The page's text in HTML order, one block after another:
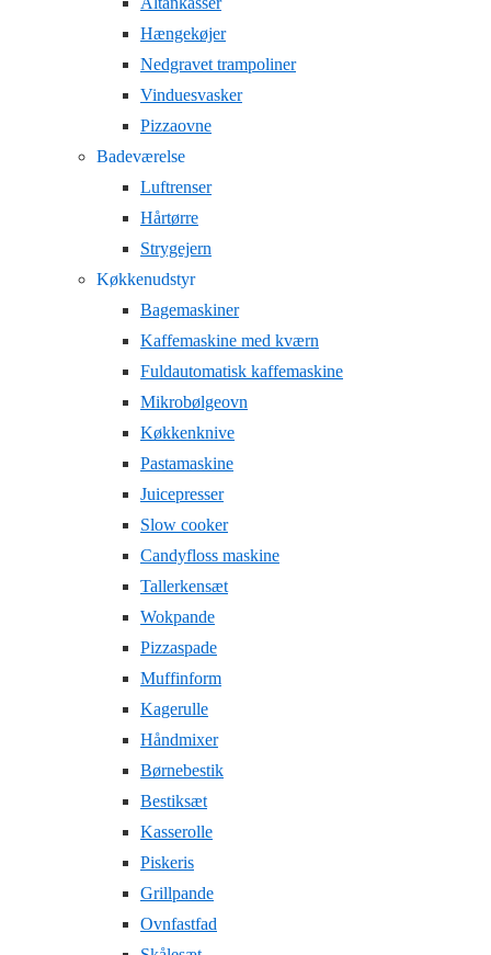
Hængekøjer
Nedgravet trampoliner
Vinduesvasker
Pizzaovne
Badeværelse
Luftrenser
Hårtørre
Strygejern
Køkkenudstyr
Bagemaskiner
Kaffemaskine med kværn
Fuldautomatisk kaffemaskine
Mikrobølgeovn
Køkkenknive
Pastamaskine
Juicepresser
Slow cooker
Candyfloss maskine
Tallerkensæt
Wokpande
Pizzaspade
Muffinform
Kagerulle
Håndmixer
Børnebestik
Bestiksæt
Kasserolle
Piskeris
Grillpande
Ovnfastfad